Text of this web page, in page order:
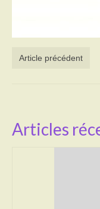
Article précédent
Articles